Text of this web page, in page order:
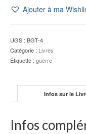
Ajouter à ma
UGS : BGT-4
Catégorie : Livres
Étiquette : guerre
Infos sur le
Infos